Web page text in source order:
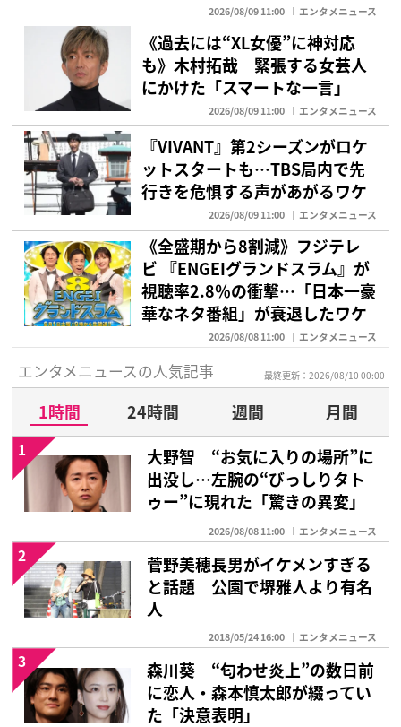
2026/08/09 11:00 エンタメニュース
《過去には“XL女優”に神対応
も》木村拓哉 緊張する女芸人
にかけた「スマートな一言」
2026/08/09 11:00 エンタメニュース
『VIVANT』第2シーズンがロケ
ットスタートも…TBS局内で先
行きを危惧する声があがるワケ
2026/08/09 11:00 エンタメニュース
《全盛期から8割減》フジテレ
ビ 『ENGEIグランドスラム』が
視聴率2.8％の衝撃…「日本一豪
華なネタ番組」が衰退したワケ
2026/08/08 11:00 エンタメニュース
エンタメニュースの人気記事 最終更新：2026/08/10 00:00
1時間 24時間 週間
月間
大野智 “お気に入りの場所”に
出没し…左腕の“びっしりタト
ゥー”に現れた「驚きの異変」
2026/08/08 11:00 エンタメニュース
1
菅野美穂長男がイケメンすぎる
と話題 公園で堺雅人より有名
人
2018/05/24 16:00 エンタメニュース
2
森川葵 “匂わせ炎上”の数日前
に恋人・森本慎太郎が綴ってい
た「決意表明」
3